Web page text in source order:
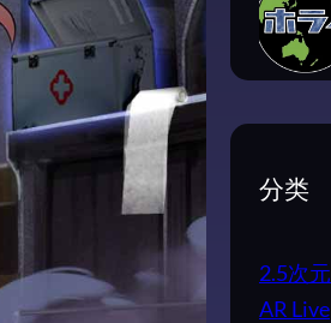
分类
2.5次元
AR Live